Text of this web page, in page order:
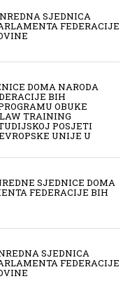
SJEDNICA
FEDERACIJE
DOMA NARODA
BIH
OBUKE
TRAINING
POSJETI
UNIJE U
SJEDNICE DOMA
FEDERACIJE BIH
SJEDNICA
FEDERACIJE